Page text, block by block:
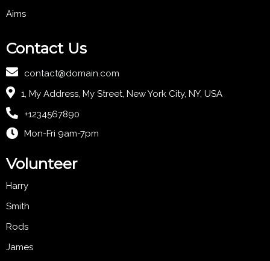
Aims
Contact Us
contact@domain.com
1, My Address, My Street, New York City, NY, USA
+1234567890
Mon-Fri 9am-7pm
Volunteer
Harry
Smith
Rods
James